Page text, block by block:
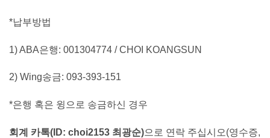
*납부방법
1) ABA은행: 001304774 / CHOI KOANGSUN
2) Wing송금: 093-393-151
*은행 혹은 윙으로 송금하신 경우
회계 카톡(ID: choi2153 최광순)으로 연락 주십시오(영수증,